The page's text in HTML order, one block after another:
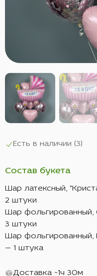
Есть в наличии (3)
Состав букета
Шар латексный,
2 штуки
Шар
3 штуки
Шар фольгированный,
— 1 штука
Доставка ~1ч 30м